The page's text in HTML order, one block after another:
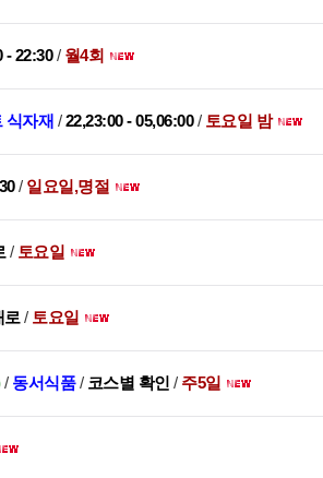
- 22:30/ 월4회
식자재 /22,23:00 - 05,06:00/ 토요일 밤
/ 일요일,명절
/ 토요일
로 / 토요일
/ 동서식품/ 코스별 확인 / 주5일